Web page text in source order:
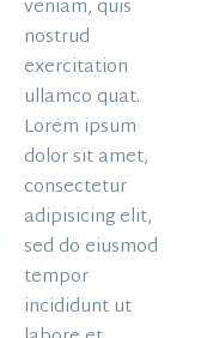
veniam, quis
nostrud
exercitation
ullamco quat.
Lorem ipsum
dolor sit amet,
consectetur
adipisicing elit,
sed do eiusmod
tempor
incididunt ut